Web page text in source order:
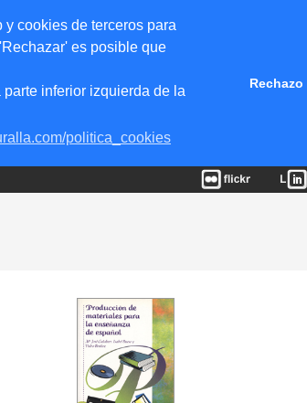
cookies de terceros para
es posible que
inferior izquierda de la
politica_cookies
Rechazo